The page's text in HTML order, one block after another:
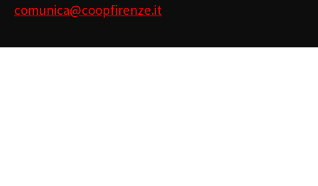
comunica@coopfirenze.it